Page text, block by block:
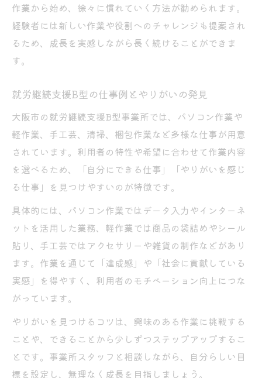
作業から始め、徐々に慣れていく方法が勧められます。
経験者には新しい作業や役割へのチャレンジも提案され
るため、成長を実感しながら長く続けることができま
す。
就労継続支援B型の仕事例とやりがいの発見
大阪市の就労継続支援B型事業所では、パソコン作業や
軽作業、手工芸、清掃、梱包作業など多様な仕事が用意
されています。利用者の特性や希望に合わせて作業内容
を選べるため、「自分にできる仕事」「やりがいを感じ
る仕事」を見つけやすいのが特徴です。
具体的には、パソコン作業ではデータ入力やインターネ
ットを活用した業務、軽作業では商品の袋詰めやシール
貼り、手工芸ではアクセサリーや雑貨の制作などがあり
ます。作業を通じて「達成感」や「社会に貢献している
実感」を得やすく、利用者のモチベーション向上につな
がっています。
やりがいを見つけるコツは、興味のある作業に挑戦する
ことや、できることから少しずつステップアップするこ
とです。事業所スタッフと相談しながら、自分らしい目
標を設定し、無理なく成長を目指しましょう。